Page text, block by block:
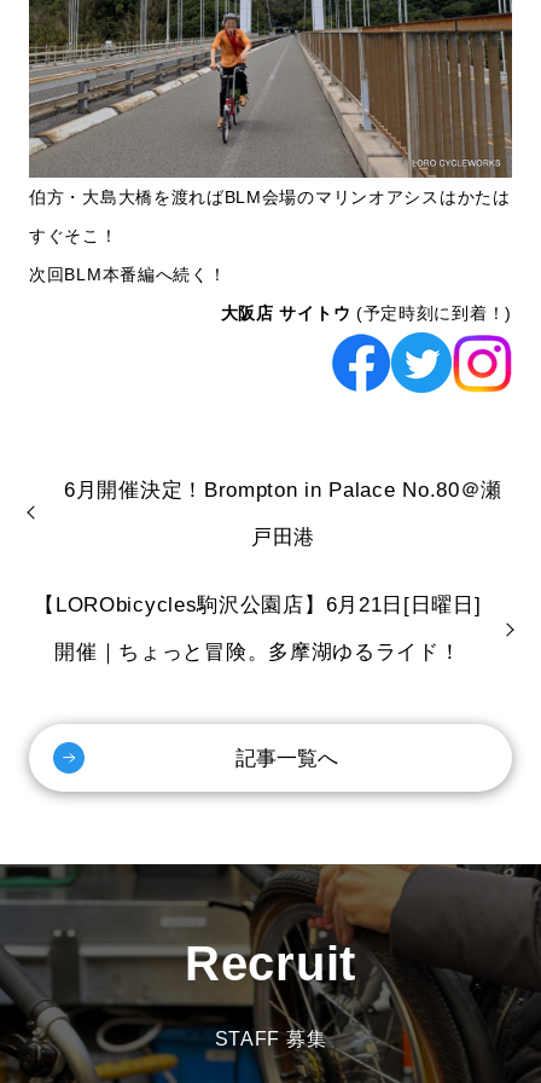
伯方・大島大橋を渡ればBLM会場のマリンオアシスはかたは
すぐそこ！
次回BLM本番編へ続く！
大阪店 サイトウ (予定時刻に到着！)
6月開催決定！Brompton in Palace No.80＠瀬
戸田港
【LORObicycles駒沢公園店】6月21日[日曜日]
開催｜ちょっと冒険。多摩湖ゆるライド！
記事一覧へ
Recruit
STAFF 募集